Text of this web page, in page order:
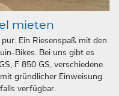
mieten
Ein Riesenspaß mit den
Bikes. Bei uns gibt es
F 850 GS, verschiedene
gründlicher Einweisung.
verfügbar.